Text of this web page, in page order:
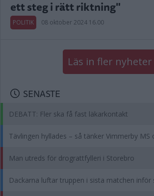
ett steg i rätt riktning"
POLITIK 08 oktober 2024 16.00
Läs in fler nyheter
SENASTE
DEBATT: Fler ska få fast läkarkontakt
Tävlingen hyllades – så tänker Vimmerby
Man utreds för drograttfylleri i Storebro
Dackarna luftar truppen i sista matchen inför